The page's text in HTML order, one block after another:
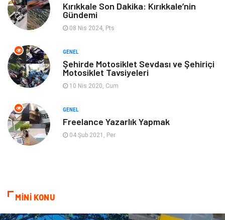
Kırıkkale Son Dakika: Kırıkkale’nin
Gündemi
08 Nis 2024, Pts
GENEL
Şehirde Motosiklet Sevdası ve Şehiriçi
Motosiklet Tavsiyeleri
10 Nis 2020, Cum
GENEL
Freelance Yazarlık Yapmak
04 Şub 2021, Per
MİNİ KONU